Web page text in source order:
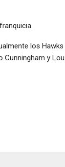
los Hawks
Cunningham y Lou